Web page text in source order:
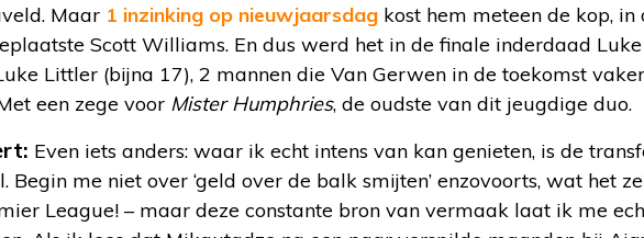
Maar 1 inzinking op nieuwjaarsdag kost hem meteen de kop,
Scott Williams. En dus werd het in de finale inderdaad
Littler (bijna 17), 2 mannen die Van Gerwen in de toekomst
een zege voor Mister Humphries, de oudste van dit jeugdige duo.
Even iets anders: waar ik echt intens van kan genieten, is de
Begin me niet over ‘geld over de balk smijten’ enzovoorts, wat het
League! – maar deze constante bron van vermaak laat ik me